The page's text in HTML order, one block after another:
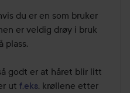
du er en som bruker
er veldig drøy i bruk
plass.
godt er at håret blir litt
ut f.eks. krøllene etter